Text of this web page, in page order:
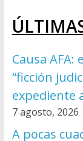
Causa
“ficción
expediente
7 agosto, 2026
A pocas